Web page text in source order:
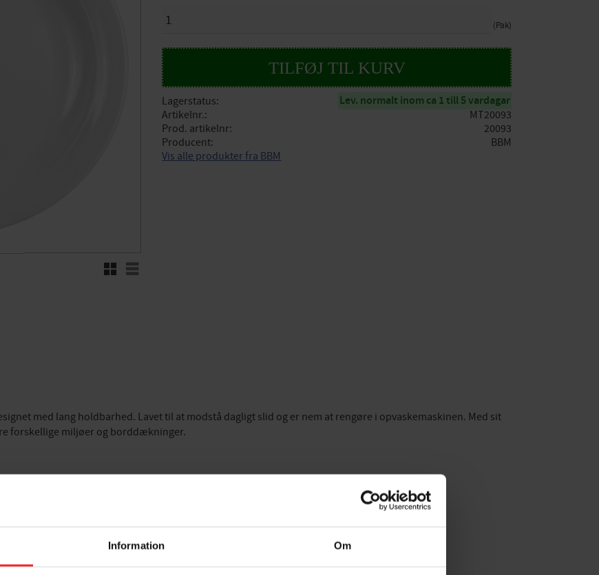
Information Om
RutenettListe
Pak
Lagerstatus Lev. normalt inom ca 1 till 5 vardagar
Artikelnr.
MT20093
Prod. artikelnr
20093
Producent
BBM
Vis alle produkter fra BBM
med lang holdbarhed. Lavet til at modstå dagligt slid og er nem at rengøre i opvaskemaskinen. Med sit
forskellige miljøer og borddækninger.